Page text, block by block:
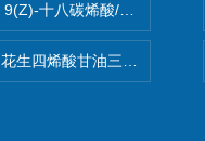
9(Z)-十八碳烯酸/油酸
花生四烯酸甘油三酯(顺式-